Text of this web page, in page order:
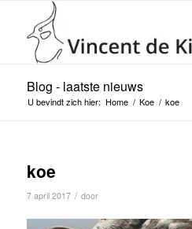
Blog - laatste nieuws
U bevindt zich hier: Home / Koe / koe
koe
7 april 2017 / door